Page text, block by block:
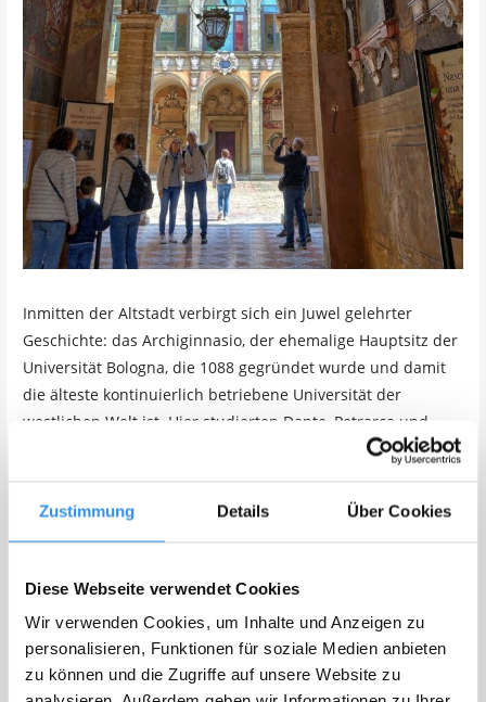
Zustimmung Details Über Cookies
Diese Webseite verwendet Cookies
Wir verwenden Cookies, um Inhalte und Anzeigen zu
personalisieren, Funktionen für soziale Medien anbieten
zu können und die Zugriffe auf unsere Website zu
Inmitten der Altstadt verbirgt sich ein Juwel gelehrter
Geschichte: das Archiginnasio, der ehemalige Hauptsitz der
Universität Bologna, die 1088 gegründet wurde und damit
die älteste kontinuierlich betriebene Universität der
westlichen Welt ist. Hier studierten Dante, Petrarca und
Das Herzstück ist das Teatro Anatomico, ein holzgetäfeltes
eine Bühne für ein makabres Theaterstück. Auf dem
zu einer Zeit, als die Kirche solche Praktiken offiziell verbot.
Die Wände sind mit geschnitzten Figuren der großen Ärzte
der Geschichte geschmückt, und über allem thront eine